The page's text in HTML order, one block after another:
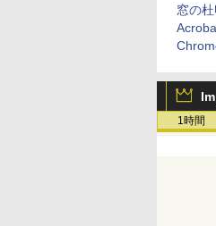
窓の
1時間